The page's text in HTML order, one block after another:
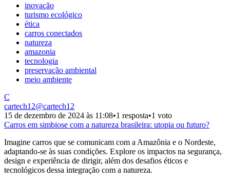
inovação
turismo ecológico
ética
carros conectados
natureza
amazonia
tecnologia
preservação ambiental
meio ambiente
C
cartech12@cartech12
15 de dezembro de 2024 às 11:08•1 resposta•1 voto
Carros em simbiose com a natureza brasileira: utopia ou futuro?
Imagine carros que se comunicam com a Amazônia e o Nordeste,
adaptando-se às suas condições. Explore os impactos na segurança,
design e experiência de dirigir, além dos desafios éticos e
tecnológicos dessa integração com a natureza.